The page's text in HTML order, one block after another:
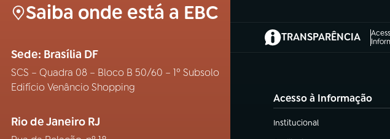
Saiba onde está a EBC
Sede: Brasília DF
SCS – Quadra 08 – Bloco B 50/60 – 1º Subsolo
Edifício Venâncio Shopping
Rio de Janeiro RJ
TRANSPARÊNCIA
(abre em nova aba)
Acesso à Informação
Institucional
(abre em nova aba)